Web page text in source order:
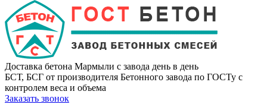
Доставка бетона Мармыли с завода день в день
БСТ, БСГ от производителя Бетонного завода по ГОСТу с
контролем веса и объема
Заказать звонок